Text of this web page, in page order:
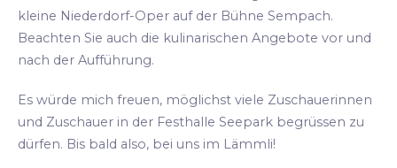
kleine Niederdorf-Oper auf der Bühne Sempach.
Beachten Sie auch die kulinarischen Angebote vor und
nach der Aufführung.
Es würde mich freuen, möglichst viele Zuschauerinnen
und Zuschauer in der Festhalle Seepark begrüssen zu
dürfen. Bis bald also, bei uns im Lämmli!